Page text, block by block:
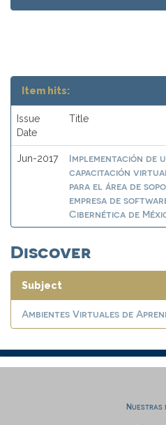
Item hits:
Issue
Date
Title
Jun-2017
Implementación de
capacitación
para el área de
empresa de
Cibernética de
Discover
Subject
Ambientes Virtuales de
Nuestras